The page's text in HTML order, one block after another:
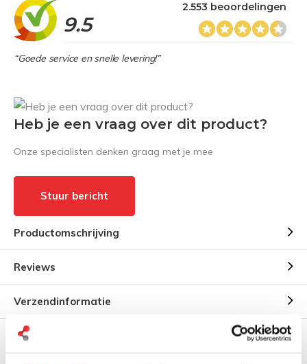
9.5
2.553 beoordelingen
“Goede service en snelle levering!”
Heb je een vraag over dit product?
Onze specialisten denken graag met je mee
Stuur bericht
Productomschrijving
Reviews
Verzendinformatie